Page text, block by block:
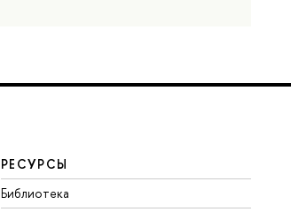
РЕСУРСЫ
Библиотека